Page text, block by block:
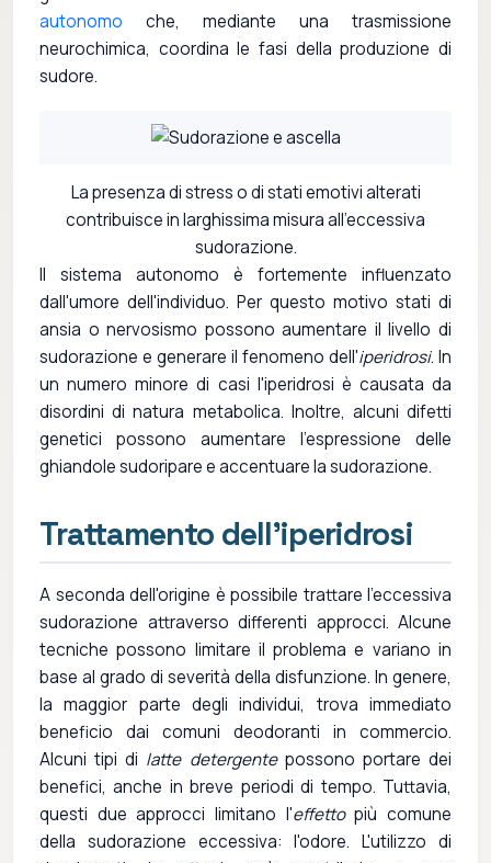
autonomo che, mediante una trasmissione
neurochimica, coordina le fasi della produzione di
sudore.
La presenza di stress o di stati emotivi alterati
contribuisce in larghissima misura all'eccessiva
sudorazione.
Il sistema autonomo è fortemente influenzato
dall'umore dell'individuo. Per questo motivo stati di
ansia o nervosismo possono aumentare il livello di
sudorazione e generare il fenomeno dell'iperidrosi. In
un numero minore di casi l'iperidrosi è causata da
disordini di natura metabolica. Inoltre, alcuni difetti
genetici possono aumentare l'espressione delle
ghiandole sudoripare e accentuare la sudorazione.
Trattamento dell'iperidrosi
A seconda dell'origine è possibile trattare l'eccessiva
sudorazione attraverso differenti approcci. Alcune
tecniche possono limitare il problema e variano in
base al grado di severità della disfunzione. In genere,
la maggior parte degli individui, trova immediato
beneficio dai comuni deodoranti in commercio.
Alcuni tipi di latte detergentepossono portare dei
benefici, anche in breve periodi di tempo. Tuttavia,
questi due approcci limitano l'effettopiù comune
della sudorazione eccessiva: l'odore. L'utilizzo di